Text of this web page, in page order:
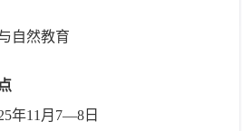
自然教育
年11 月 7—8 日